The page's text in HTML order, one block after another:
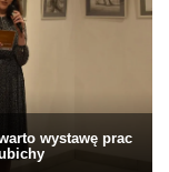
wystawę prac